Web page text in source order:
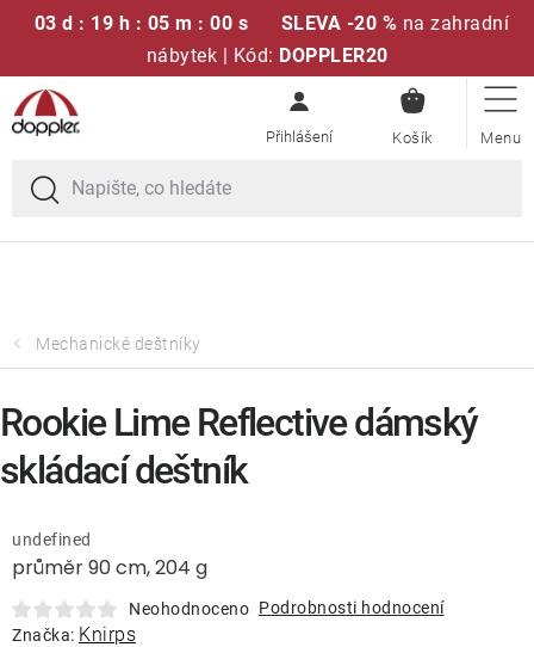
03 d : 19 h : 04 m : 59 s SLEVA -20 % na zahradní
nábytek | Kód: DOPPLER20
Přejít
na
obsah
KOŠÍK
Sedací soupravy
Slunečníky
Lavice a houpačky
Lehátka
Doplňky
Doprava zdarma při nákupu nad 2000 Kč
Mechanické deštníky
průměr 90 cm, 204 g
undefined
Neohodnoceno Podrobnosti hodnocení
Značka: Knirps
Rookie Lime Reflective dámský
skládací deštník